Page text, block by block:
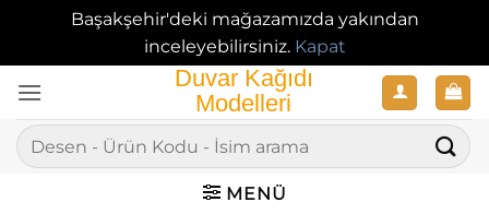
Başakşehir'deki mağazamızda yakından
inceleyebilirsiniz. Kapat
atla
Ara:
MENÜ